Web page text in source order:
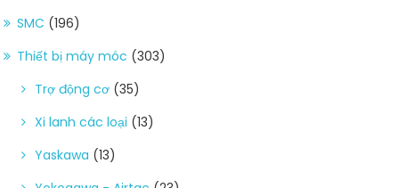
SMC (196)
Thiết bị máy móc (303)
Trợ động cơ (35)
Xi lanh các loại (13)
Yaskawa (13)